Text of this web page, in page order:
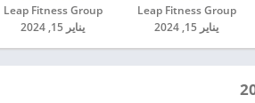
Leap Fitness Group‏
يناير 15, 2024
Leap Fitness Group‏
يناير 15, 2024